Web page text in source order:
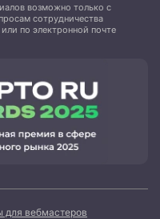
возможно только с
сотрудничества
или по электронной почте
для вебмастеров